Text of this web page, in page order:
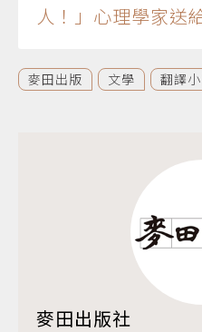
人！」心理學家送
麥田出版 文學 翻譯
麥田出版社